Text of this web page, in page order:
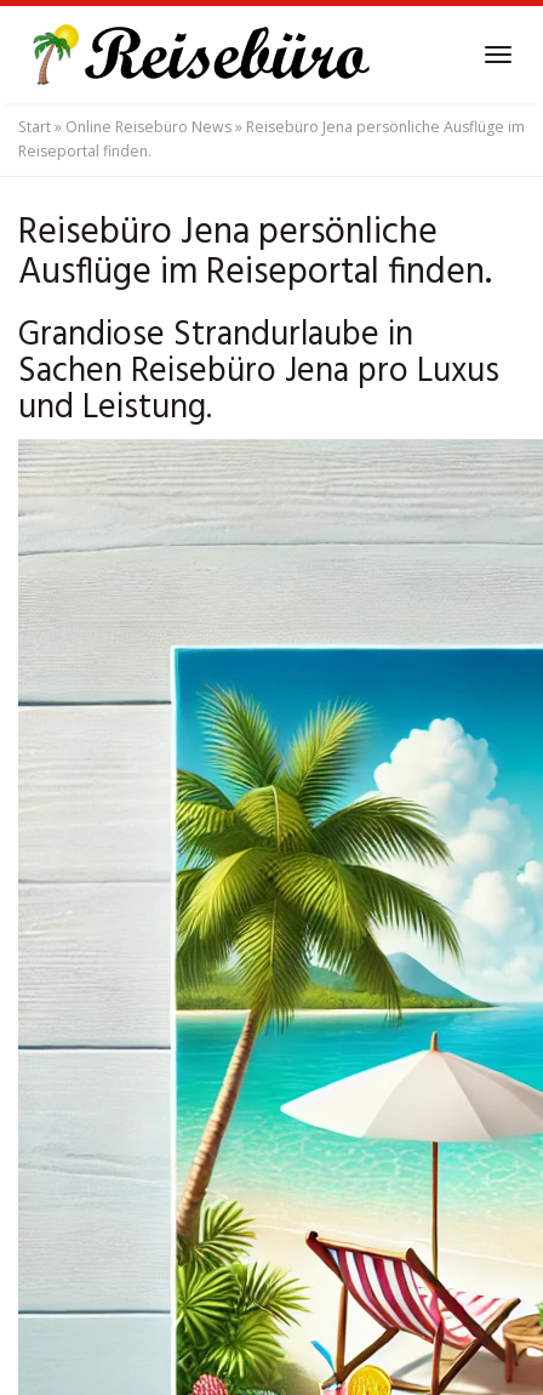
main
content
Start» Online Reisebüro News» Reisebüro Jena persönliche Ausflüge im
Reiseportal finden.
Reisebüro Jena persönliche
Ausflüge im Reiseportal finden.
Grandiose Strandurlaube in
Sachen Reisebüro Jena pro Luxus
und Leistung.